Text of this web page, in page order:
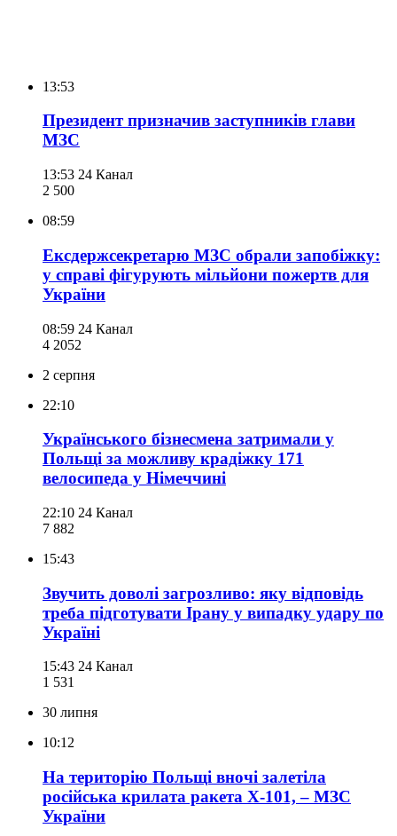
13:53
Президент призначив заступників глави
МЗС
13:53 24 Канал
2 500
08:59
Ексдержсекретарю МЗС обрали запобіжку:
у справі фігурують мільйони пожертв для
України
08:59 24 Канал
4 2052
2 серпня
22:10
Українського бізнесмена затримали у
Польщі за можливу крадіжку 171
велосипеда у Німеччині
22:10 24 Канал
7 882
15:43
Звучить доволі загрозливо: яку відповідь
треба підготувати Ірану у випадку удару по
Україні
15:43 24 Канал
1 531
30 липня
10:12
На територію Польщі вночі залетіла
російська крилата ракета Х-101, – МЗС
України